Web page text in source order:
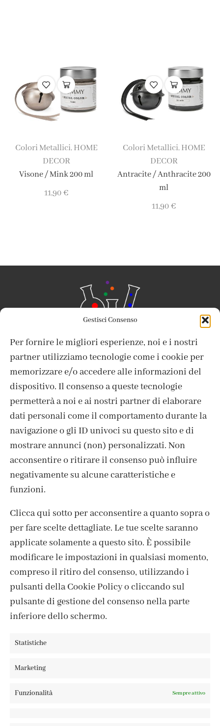
Gestisci Consenso
Per fornire le migliori esperienze, noi e i nostri
partner utilizziamo tecnologie come i cookie per
memorizzare e/o accedere alle informazioni del
dispositivo. Il consenso a queste tecnologie
permetterà a noi e ai nostri partner di elaborare
dati personali come il comportamento durante la
navigazione o gli ID univoci su questo sito e di
mostrare annunci (non) personalizzati. Non
acconsentire o ritirare il consenso può influire
negativamente su alcune caratteristiche e
funzioni.
Clicca qui sotto per acconsentire a quanto sopra o
per fare scelte dettagliate. Le tue scelte saranno
applicate solamente a questo sito. È possibile
modificare le impostazioni in qualsiasi momento,
compreso il ritiro del consenso, utilizzando i
pulsanti della Cookie Policy o cliccando sul
pulsante di gestione del consenso nella parte
inferiore dello schermo.
Statistiche
Marketing
Funzionalità Sempre attivo
Colori Metallici, HOME
DECOR
Visone / Mink 200 ml
11,90€
Colori Metallici, HOME
DECOR
Antracite / Anthracite 200
ml
11,90€
ISCRIVITI ALLA NEWSLETTER
CONTATTI
IL MIO ACCOUNT
PRIVACY POLICY
TERMINI E CONDIZIONI
FABBRICA DEL COLORE, VIA TAGLIAMENTO 13, 23900 LECCO
– ©ABRALUX SRL P.IVA 01504540137 | DESIGN BY